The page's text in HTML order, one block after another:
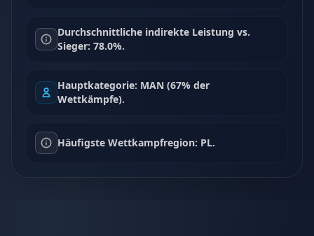
Durchschnittliche indirekte Leistung vs.
Sieger: 78.0%.
Hauptkategorie: MAN (67% der
Wettkämpfe).
Häufigste Wettkampfregion: PL.